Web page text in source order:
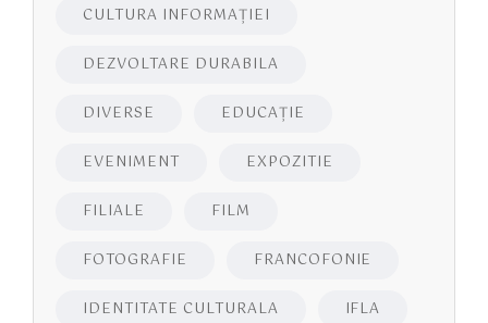
CULTURA INFORMAŢIEI
DEZVOLTARE DURABILA
DIVERSE EDUCAŢIE
EVENIMENT EXPOZITIE
FILIALE FILM
FOTOGRAFIE FRANCOFONIE
IDENTITATE CULTURALA IFLA